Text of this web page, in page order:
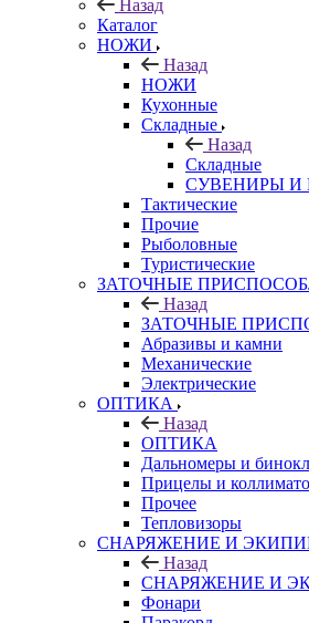
Назад
Каталог
НОЖИ
Назад
НОЖИ
Кухонные
Складные
Назад
Складные
СУВЕНИРЫ И
Тактические
Прочие
Рыболовные
Туристические
ЗАТОЧНЫЕ
Назад
ЗАТОЧНЫЕ
Абразивы и камни
Механические
Электрические
ОПТИКА
Назад
ОПТИКА
Дальномеры и
Прицелы и
Прочее
Тепловизоры
СНАРЯЖЕНИЕ И
Назад
СНАРЯЖЕНИЕ И
Фонари